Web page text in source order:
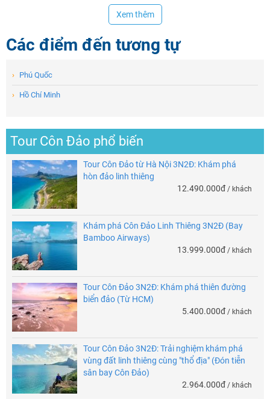
Xem thêm
Các điểm đến tương tự
› Phú Quốc
› Hồ Chí Minh
Tour Côn Đảo phổ biến
Tour Côn Đảo từ Hà Nội 3N2Đ: Khám phá
hòn đảo linh thiêng
12.490.000đ / khách
Khám phá Côn Đảo Linh Thiêng 3N2Đ (Bay
Bamboo Airways)
13.999.000đ / khách
Tour Côn Đảo 3N2Đ: Khám phá thiên đường
biển đảo (Từ HCM)
5.400.000đ / khách
Tour Côn Đảo 3N2Đ: Trải nghiệm khám phá
vùng đất linh thiêng cùng "thổ địa" (Đón tiễn
sân bay Côn Đảo)
2.964.000đ / khách